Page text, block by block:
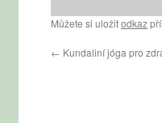
Můžete si uložitodkaz
← Kundaliní jóga pro